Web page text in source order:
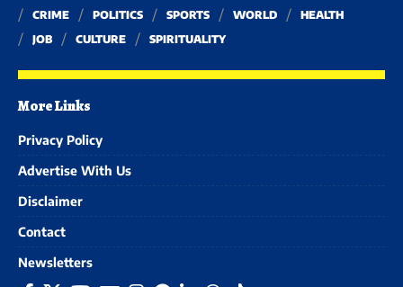
CRIME
POLITICS SPORTS WORLD
HEALTH
JOB
CULTURE SPIRITUALITY
More Links
Privacy Policy
Advertise With Us
Disclaimer
Contact
Newsletters